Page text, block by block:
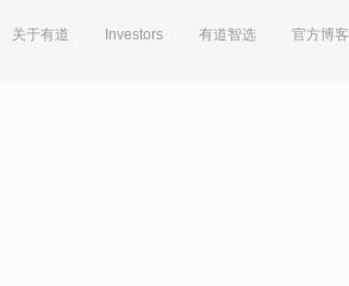
关于有道 Investors 有道智选 官方博客